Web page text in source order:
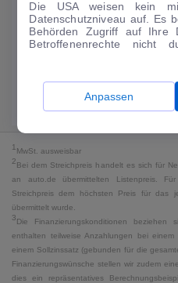
/
0 € Anzahlung ·60 Monate ·
Kraftstoffverbrauch komb. 5,4 l/100
· CO₂-Klasse D · WLTP*
1 MwSt. ausweisbar
2Bei dem Streichpreis handelt es sich für
an auto.de übermittelten Listenpreis.
Streichpreis dem höchsten Preis für das
übermittelt wurde.
3Die Finanzierungskonditionen
enthalten teilweise Anzahlungen bei
einem Sollzinssatz (gebunden für die
Finanzierungswünsche stellen wir zudem
dies ein repräsentatives
Die USA weisen kein
Datenschutzniveau auf. Es
Behörden Zugriff auf Ihre
Betroffenenrechte nicht
anpassen. Dies ist auch
Cookie-Richtliniemöglich.
Sie in unsererAnpassen